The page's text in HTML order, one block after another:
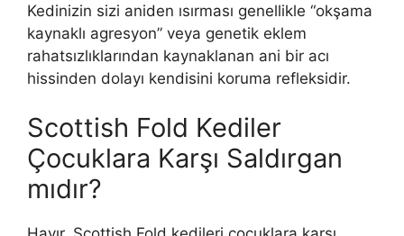
Kedinizin sizi aniden ısırması genellikle “okşama
kaynaklı agresyon” veya genetik eklem
rahatsızlıklarından kaynaklanan ani bir acı
hissinden dolayı kendisini koruma refleksidir.
Scottish Fold Kediler
Çocuklara Karşı Saldırgan
mıdır?